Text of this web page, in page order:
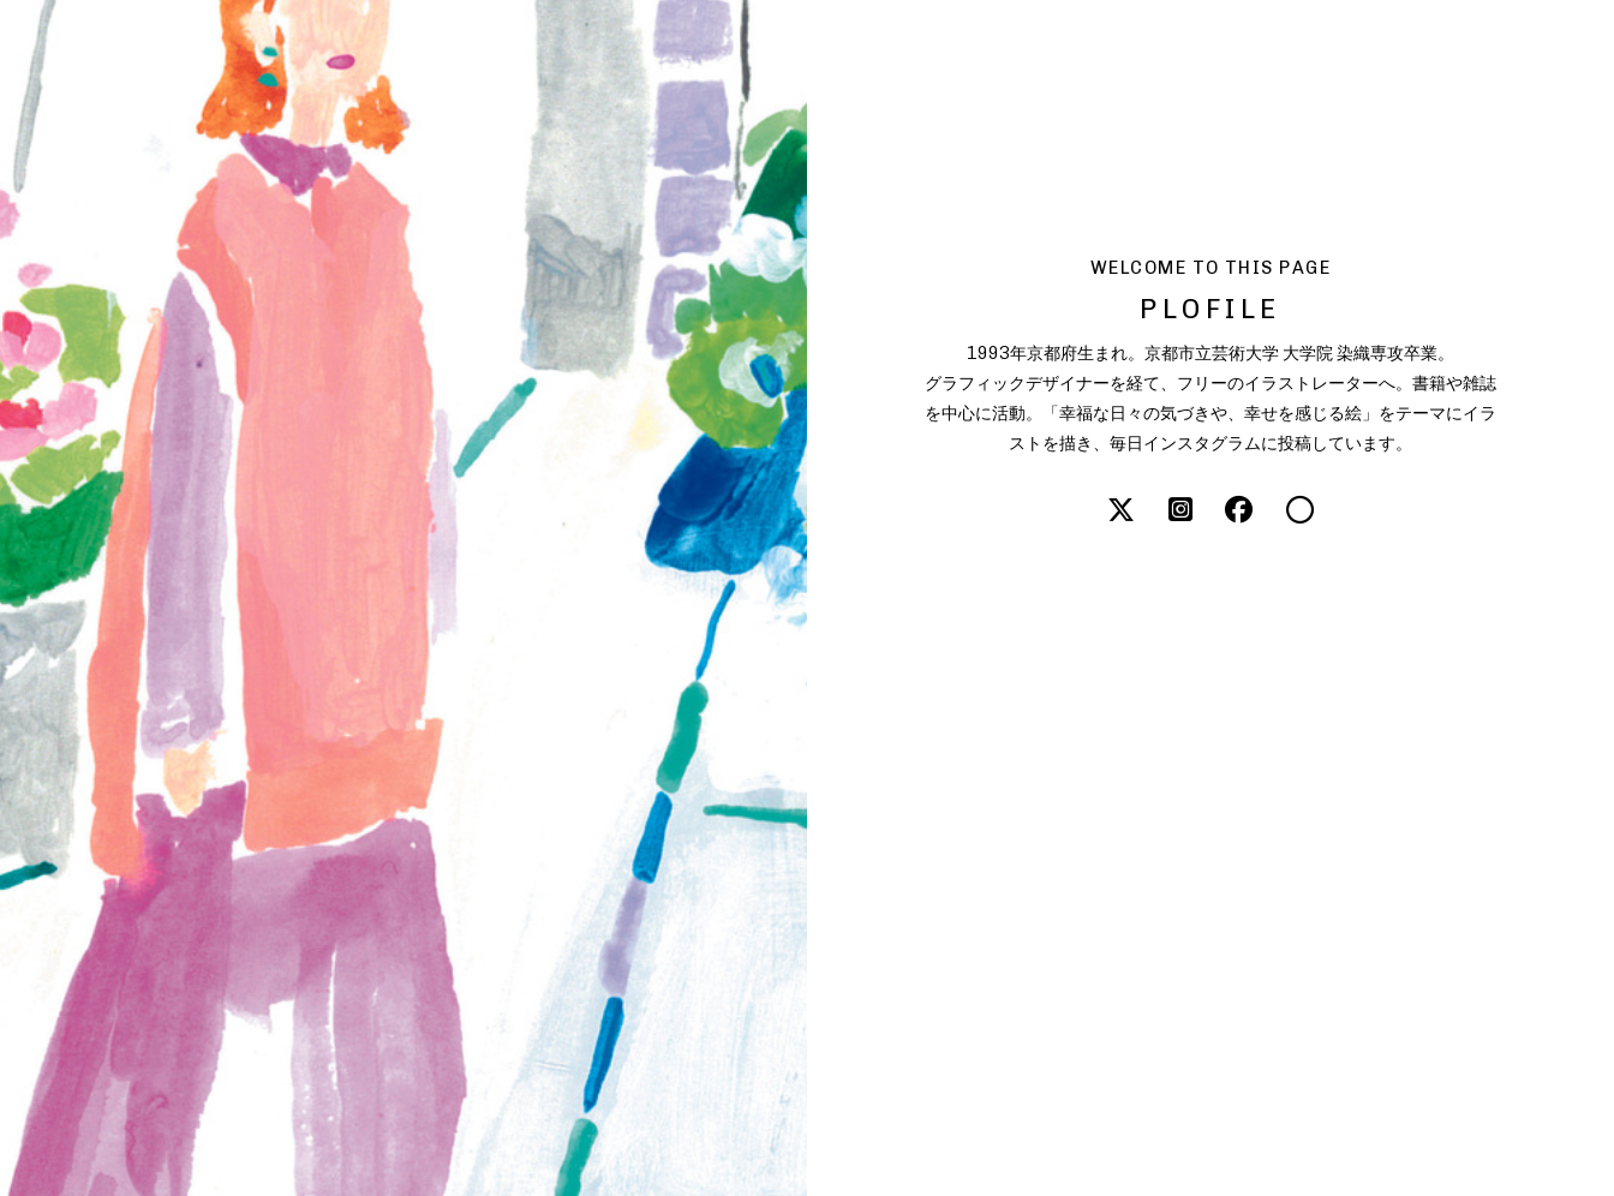
WELCOME TO THIS PAGE
PLOFILE
1993年京都府生まれ。京都市立芸術大学 大学院 染織専攻卒業。
グラフィックデザイナーを経て、フリーのイラストレーターへ。書籍や雑誌
を中心に活動。「幸福な日々の気づきや、幸せを感じる絵」をテーマにイラ
ストを描き、毎日インスタグラムに投稿しています。